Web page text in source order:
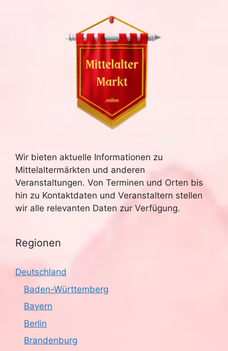
Wir bieten aktuelle Informationen zu
Mittelaltermärkten und anderen
Veranstaltungen. Von Terminen und Orten bis
hin zu Kontaktdaten und Veranstaltern stellen
wir alle relevanten Daten zur Verfügung.
Regionen
Deutschland
Baden-Württemberg
Bayern
Berlin
Brandenburg